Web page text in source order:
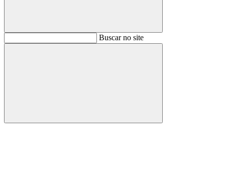
BuscarBuscar no site
Buscar